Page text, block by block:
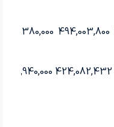
494,003,800
469,380,000
424,082,432
402,940,000